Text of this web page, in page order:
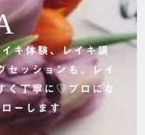
キ体験、レイキ講
セッションも。レイ
く丁寧に♡プロにな
ーします